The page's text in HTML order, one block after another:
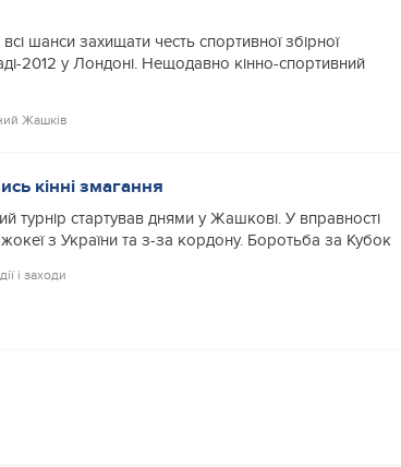
шанси захищати честь спортивної збірної
2012 у Лондоні. Нещодавно кінно-спортивний
Жашків
кінні змагання
турнір стартував днями у Жашкові. У вправності
з України та з-за кордону. Боротьба за Кубок
і заходи